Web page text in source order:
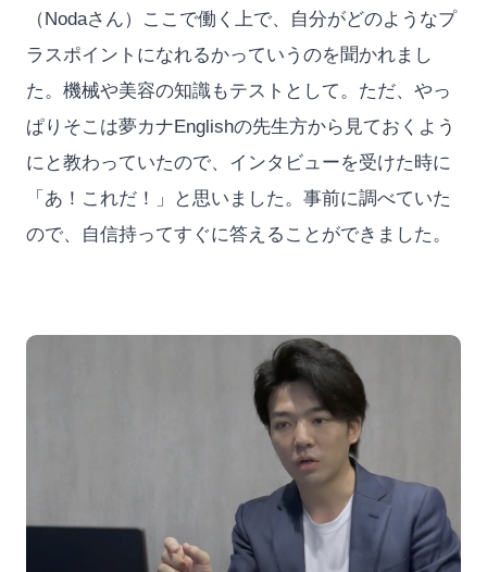
（Nodaさん）ここで働く上で、自分がどのようなプ
ラスポイントになれるかっていうのを聞かれまし
た。機械や美容の知識もテストとして。ただ、やっ
ぱりそこは夢カナEnglishの先生方から見ておくよう
にと教わっていたので、インタビューを受けた時に
「あ！これだ！」と思いました。事前に調べていた
ので、自信持ってすぐに答えることができました。